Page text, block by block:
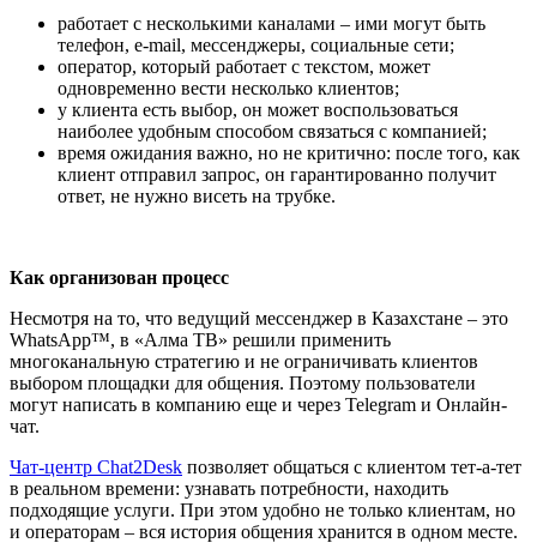
работает с несколькими каналами – ими могут быть
телефон, e-mail, мессенджеры, социальные сети;
оператор, который работает с текстом, может
одновременно вести несколько клиентов;
у клиента есть выбор, он может воспользоваться
наиболее удобным способом связаться с компанией;
время ожидания важно, но не критично: после того, как
клиент отправил запрос, он гарантированно получит
ответ, не нужно висеть на трубке.
Как организован процесс
Несмотря на то, что ведущий мессенджер в Казахстане – это
WhatsApp™, в «Алма ТВ» решили применить
многоканальную стратегию и не ограничивать клиентов
выбором площадки для общения. Поэтому пользователи
могут написать в компанию еще и через Telegram и Онлайн-
чат.
Чат-центр Chat2Desk позволяет общаться с клиентом тет-а-тет
в реальном времени: узнавать потребности, находить
подходящие услуги. При этом удобно не только клиентам, но
и операторам – вся история общения хранится в одном месте.